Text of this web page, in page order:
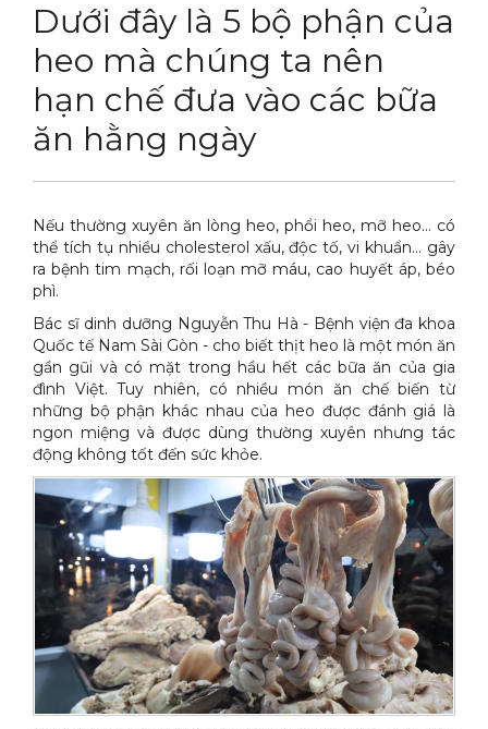
Thuốc diệt kiến Sài Gòn
Thuốc diệt gián Sài Gòn
Thuốc diệt muỗi Sài Gòn
Thiết bị vệ sinh sản phẩm
Thiết bị lau kính toà nhà
Máy chà rửa đánh bóng sàn
Máy diệt côn trùng
Máy hút bụi
Xe đẩy làm vệ sinh Sài Gòn
Dịch vụ tiêu diệt mối tận gốc
Dịch vụ phun thuốc phòng trừ muỗi
Dịch vụ kiểm soát chuột gây hại
Dịch vụ phun diệt ruồi gây hại
Dịch vụ tiêu diệt gián gây hại sức khỏe
Dịch vụ xử lý tiêu diệt kiến tận gốc
THỦ THUẬT
Tin tức động vật
Tin tức tổng hợp
Video
Tài liệu xử lý côn trùng
LIÊN HỆ
Hotline 0986 018 930 (Anh Sơn)
Dưới đây là 5 bộ phận của
heo mà chúng ta nên
hạn chế đưa vào các bữa
ăn hằng ngày
Nếu thường xuyên ăn lòng heo, phổi heo, mỡ heo... có
thể tích tụ nhiều cholesterol xấu, độc tố, vi khuẩn... gây
ra bệnh tim mạch, rối loạn mỡ máu, cao huyết áp, béo
phì.
Bác sĩ dinh dưỡng Nguyễn Thu Hà - Bệnh viện đa khoa
Quốc tế Nam Sài Gòn - cho biết thịt heo là một món ăn
gần gũi và có mặt trong hầu hết các bữa ăn của gia
đình Việt. Tuy nhiên, có nhiều món ăn chế biến từ
những bộ phận khác nhau của heo được đánh giá là
ngon miệng và được dùng thường xuyên nhưng tác
động không tốt đến sức khỏe.